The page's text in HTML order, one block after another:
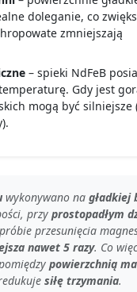
doleganie, co
zmniejszają
– spieki NdFeB
Gdy jest
mogą być silniejsze
wykonywano na gładkiej
, przy prostopadłym
próbie przesunięcia
nawet 5 razy. Co
powierzchnią
siłę trzymania.